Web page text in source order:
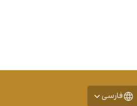
فارسی